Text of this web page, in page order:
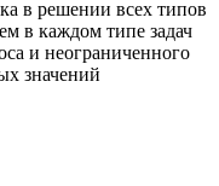
в решении всех типов
в каждом типе задач
и неограниченного
значений